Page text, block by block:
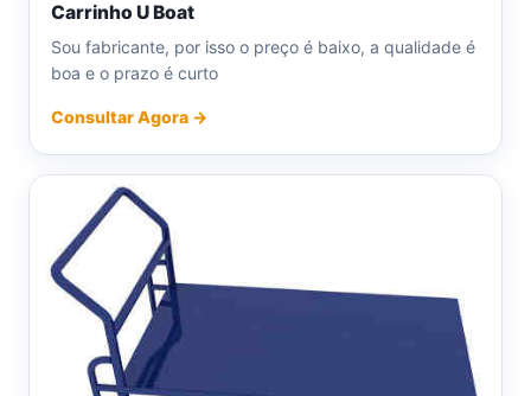
Carrinho U Boat
Sou fabricante, por isso o preço é baixo, a qualidade é
boa e o prazo é curto
Consultar Agora →